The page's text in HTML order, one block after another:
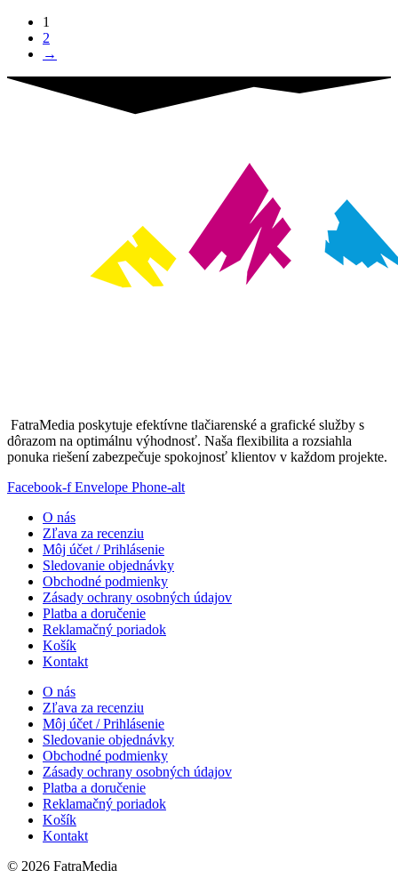
1
2
→
FatraMedia poskytuje efektívne tlačiarenské a grafické služby s
dôrazom na optimálnu výhodnosť. Naša flexibilita a rozsiahla
ponuka riešení zabezpečuje spokojnosť klientov v každom projekte.
Facebook-f Envelope Phone-alt
O nás
Zľava za recenziu
Môj účet / Prihlásenie
Sledovanie objednávky
Obchodné podmienky
Zásady ochrany osobných údajov
Platba a doručenie
Reklamačný poriadok
Košík
Kontakt
O nás
Zľava za recenziu
Môj účet / Prihlásenie
Sledovanie objednávky
Obchodné podmienky
Zásady ochrany osobných údajov
Platba a doručenie
Reklamačný poriadok
Košík
Kontakt
© 2026 FatraMedia